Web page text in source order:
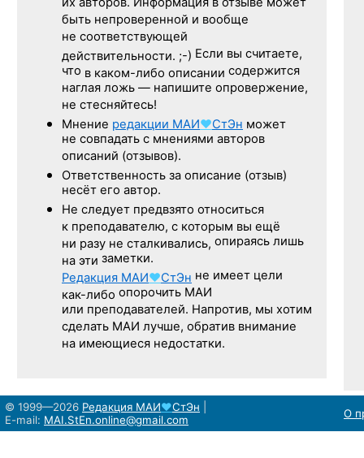
их авторов. Информация в отзыве может
быть непроверенной и вообще
не соответствующей
действительности. ;-) Если вы считаете,
что в каком-либо описании содержится
наглая ложь — напишите опровержение,
не стесняйтесь!
Мнение редакции МАИ♥СтЭн может
не совпадать с мнениями авторов
описаний (отзывов).
Ответственность за описание (отзыв)
несёт его автор.
Не следует предвзято относиться
к преподавателю, с которым вы ещё
ни разу не сталкивались, опираясь лишь
на эти заметки.
Редакция МАИ♥СтЭн не имеет цели
как-либо опорочить МАИ
или преподавателей. Напротив, мы хотим
сделать МАИ лучше, обратив внимание
на имеющиеся недостатки.
© 1999—2026 Редакция МАИ♥СтЭн
E-mail: MAI.StEn.online@gmail.com О